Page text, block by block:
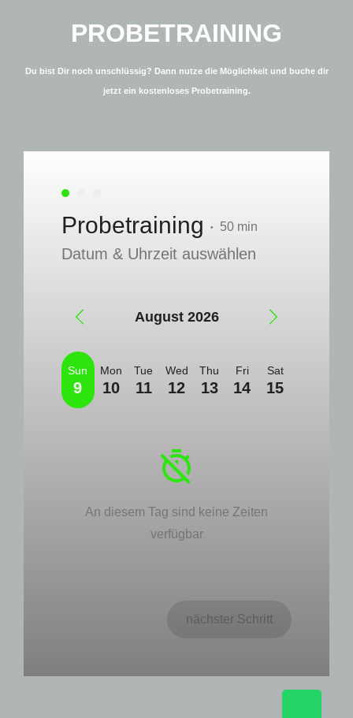
PROBETRAINING
Du bist Dir noch unschlüssig? Dann nutze die Möglichkeit und buche dir
jetzt ein kostenloses Probetraining.
Probetraining • 50 min
Datum & Uhrzeit auswählen
August 2026
Sun
9
Mon
10
Tue
11
Wed
12
Thu
13
Fri
14
Sat
15
An diesem Tag sind keine Zeiten
verfügbar
nächster Schritt